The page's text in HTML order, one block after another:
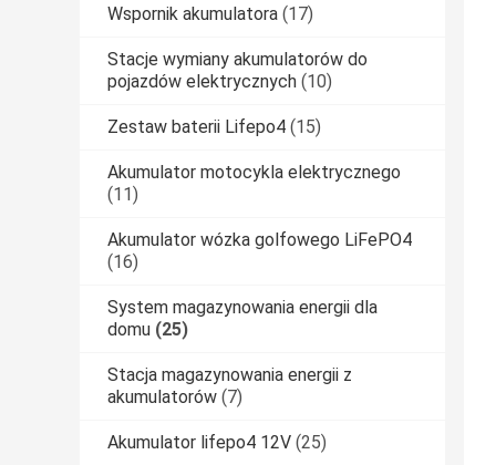
Wspornik akumulatora (17)
Stacje wymiany akumulatorów do
pojazdów elektrycznych (10)
Zestaw baterii Lifepo4 (15)
Akumulator motocykla elektrycznego
(11)
Akumulator wózka golfowego LiFePO4
(16)
System magazynowania energii dla
domu (25)
Stacja magazynowania energii z
akumulatorów (7)
Akumulator lifepo4 12V (25)